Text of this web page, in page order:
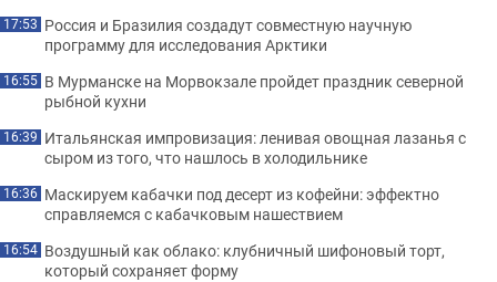
17:53 Россия и Бразилия создадут совместную научную
программу для исследования Арктики
16:55 В Мурманске на Морвокзале пройдет праздник северной
рыбной кухни
16:39 Итальянская импровизация: ленивая овощная лазанья с
сыром из того, что нашлось в холодильнике
16:36 Маскируем кабачки под десерт из кофейни: эффектно
справляемся с кабачковым нашествием
16:54 Воздушный как облако: клубничный шифоновый торт,
который сохраняет форму